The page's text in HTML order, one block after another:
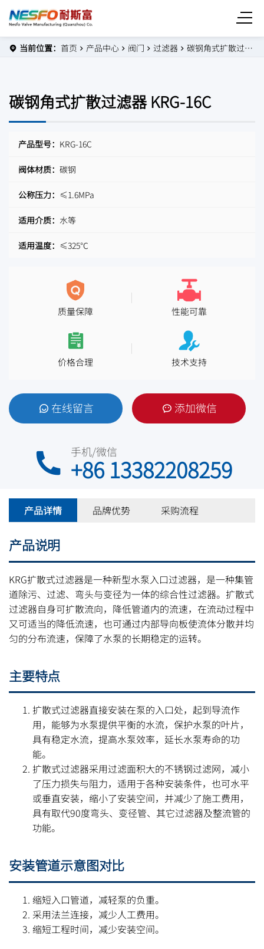
当前位置： 首页 产品中心 阀门 过滤器 碳钢角式扩散过滤器 KRG-16C
碳钢角式扩散过滤器 KRG-16C
产品型号： KRG-16C
阀体材质： 碳钢
公称压力： ≤1.6MPa
适用介质： 水等
适用温度： ≤325℃
质量保障 性能可靠
价格合理 技术支持
在线留言 添加微信
手机/微信
+86 13382208259
产品详情 品牌优势 采购流程
产品说明
KRG扩散式过滤器是一种新型水泵入口过滤器，是一种集管
道除污、过滤、弯头与变径为一体的综合性过滤器。扩散式
过滤器自身可扩散流向，降低管道内的流速，在流动过程中
又可适当的降低流速，也可通过内部导向板使流体分散并均
匀的分布流速，保障了水泵的长期稳定的运转。
主要特点
扩散式过滤器直接安装在泵的入口处，起到导流作
用，能够为水泵提供平衡的水流，保护水泵的叶片，
具有稳定水流，提高水泵效率，延长水泵寿命的功
能。
扩散式过滤器采用过滤面积大的不锈钢过滤网，减小
了压力损失与阻力，适用于各种安装条件，也可水平
或垂直安装，缩小了安装空间，并减少了施工费用，
具有取代90度弯头、变径管、其它过滤器及整流管的
功能。
安装管道示意图对比
缩短入口管道，减轻泵的负重。
采用法兰连接，减少人工费用。
缩短工程时间，减少安装空间。